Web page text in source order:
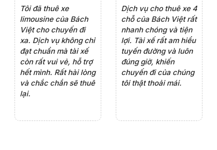
Dịch vụ cho thuê xe 7
chỗ của Bách Việt rất
chuyên nghiệp,đặc
biệt tài xế rất nhiệt
tình vui vẻ,sẽ ủng hộ
thường xuyên
Lần đầu thuê xe 16
chỗ tại Bách Việt, tôi
rất hài lòng với chất
lượng xe và sự
chuyên nghiệp của
tài xế. Dịch vụ tận
tâm, chu đáo, sẽ tiếp
tục sử dụng trong